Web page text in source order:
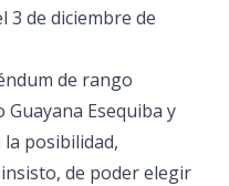
de diciembre de
de rango
Esequiba y
posibilidad,
de poder elegir